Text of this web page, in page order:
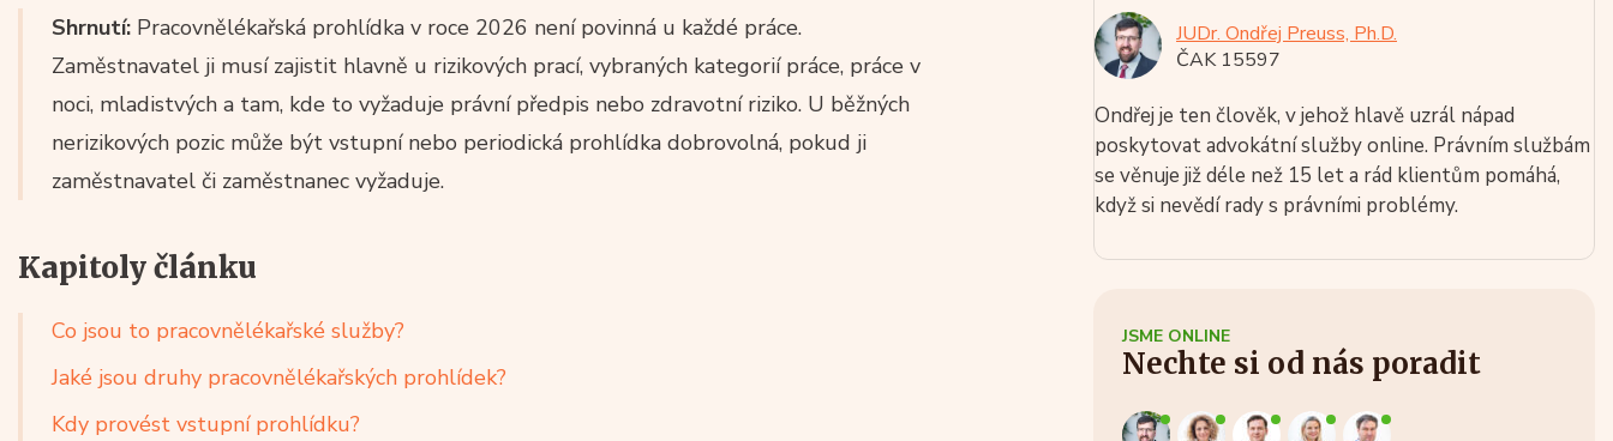
Shrnutí: Pracovnělékařská prohlídka v roce 2026 není povinná u každé práce.
Zaměstnavatel ji musí zajistit hlavně u rizikových prací, vybraných kategorií práce, práce v
noci, mladistvých a tam, kde to vyžaduje právní předpis nebo zdravotní riziko. U běžných
nerizikových pozic může být vstupní nebo periodická prohlídka dobrovolná, pokud ji
zaměstnavatel či zaměstnanec vyžaduje.
Kapitoly článku
Co jsou to pracovnělékařské služby?
Jaké jsou druhy pracovnělékařských prohlídek?
Kdy provést vstupní prohlídku?
JUDr. Ondřej Preuss, Ph.D.
ČAK 15597
Ondřej je ten člověk, v jehož hlavě uzrál nápad
poskytovat advokátní služby online. Právním službám
se věnuje již déle než 15 let a rád klientům pomáhá,
když si nevědí rady s právními problémy.
JSME ONLINE
Nechte si od nás poradit